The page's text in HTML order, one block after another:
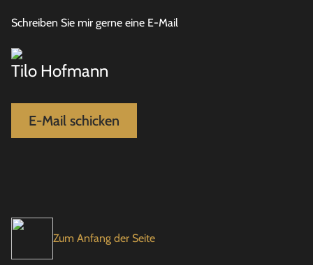
Schreiben Sie mir gerne eine E-Mail
Tilo Hofmann
E-Mail schicken
Zum Anfang der Seite